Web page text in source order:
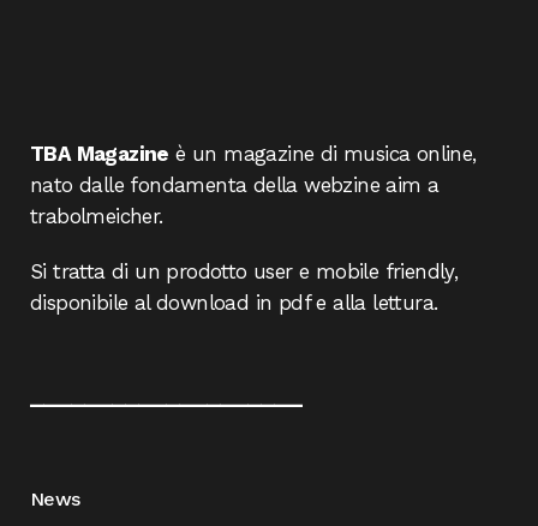
TBA Magazine è un magazine di musica online,
nato dalle fondamenta della webzine aim a
trabolmeicher.
Si tratta di un prodotto user e mobile friendly,
disponibile al download in pdf e alla lettura.
News